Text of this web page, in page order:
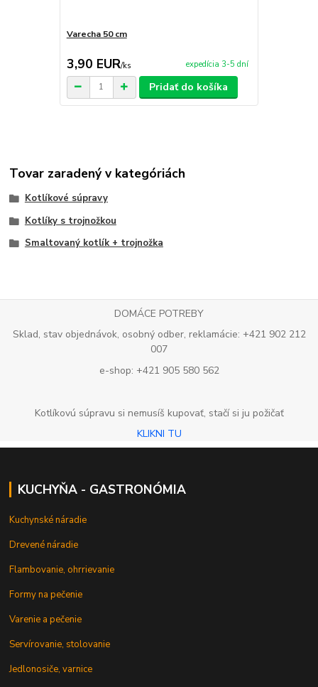
Varecha 50 cm
3,90 EUR/ks expedícia 3-5 dní
Pridať do košíka
Tovar zaradený v kategóriách
Kotlíkové súpravy
Kotlíky s trojnožkou
Smaltovaný kotlík + trojnožka
DOMÁCE POTREBY
Sklad, stav objednávok, osobný odber, reklamácie: +421 902 212
007
e-shop: +421 905 580 562
Kotlíkovú súpravu si nemusíš kupovať, stačí si ju požičať
KLIKNI TU
KUCHYŇA - GASTRONÓMIA
Kuchynské náradie
Drevené náradie
Flambovanie, ohrrievanie
Formy na pečenie
Varenie a pečenie
Servírovanie, stolovanie
Jedlonosiče, varnice